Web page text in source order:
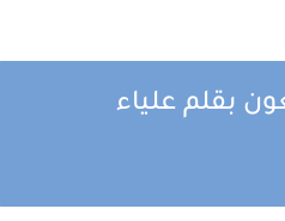
بقلم علياء